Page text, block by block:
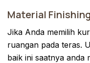
Material
Jika Anda memilih
ruangan pada teras.
baik ini saatnya anda